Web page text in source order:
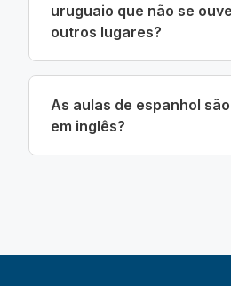
uruguaio que não se
outros lugares?
As aulas de espanhol
em inglês?